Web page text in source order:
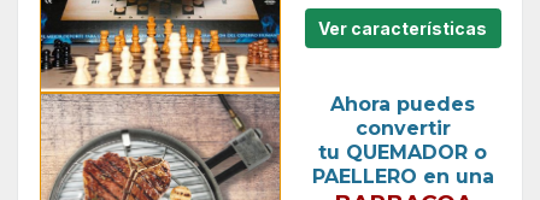
Ver características
Ahora puedes
convertir
tu QUEMADOR o
PAELLERO en una